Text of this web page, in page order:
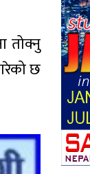
तोक्नु
छ